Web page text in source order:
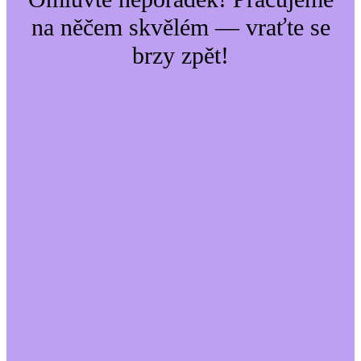
na něčem skvělém — vraťte se
brzy zpět!